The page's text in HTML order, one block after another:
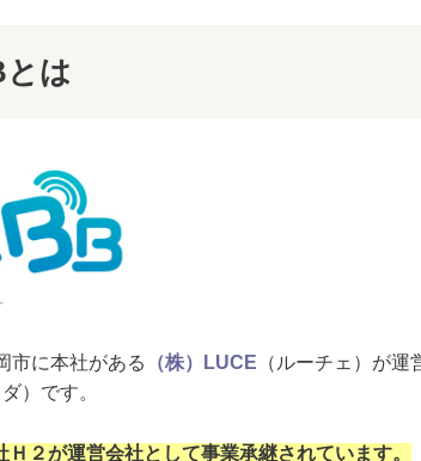
は
市に本社がある （株）LUCE （ルーチェ）が
）です。
２が運営会社として事業承継されています。